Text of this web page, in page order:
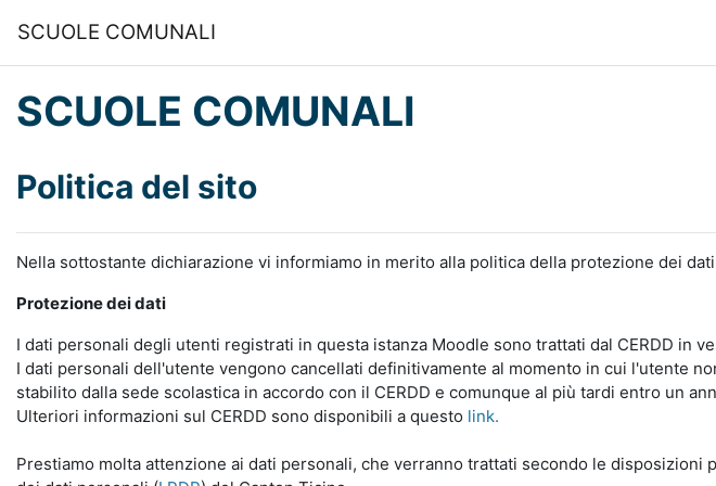
SCUOLE COMUNALI
SCUOLE COMUNALI
Politica del sito
Nella sottostante dichiarazione vi informiamo in merito alla politica della protezione dei
Protezione dei dati
I dati personali degli utenti registrati in questa istanza Moodle sono trattati dal CERDD in
I dati personali dell'utente vengono cancellati definitivamente al momento in cui l'utente
stabilito dalla sede scolastica in accordo con il CERDD e comunque al più tardi entro un
Ulteriori informazioni sul CERDD sono disponibili a questo link.
Prestiamo molta attenzione ai dati personali, che verranno trattati secondo le